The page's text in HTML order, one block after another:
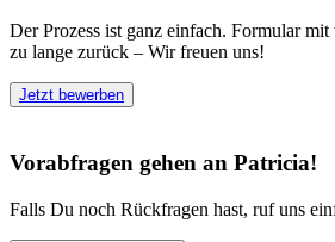
Der Prozess ist ganz einfach. Formular
zu lange zurück – Wir freuen uns!
Jetzt bewerben
Vorabfragen gehen an Patricia!
Falls Du noch Rückfragen hast, ruf uns